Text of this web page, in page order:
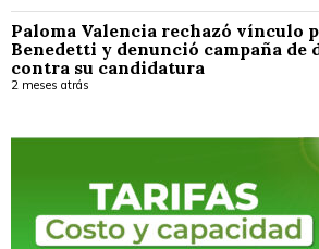
Paloma Valencia rechazó vínculo
Benedetti y denunció campaña de
contra su candidatura
2 meses atrás